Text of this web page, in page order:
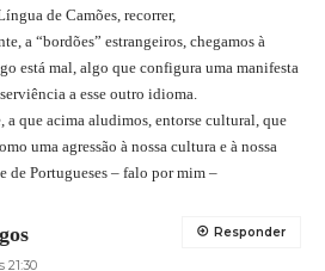
de Camões, recorrer,
a “bordões” estrangeiros, chegamos à
está mal, algo que configura uma manifesta
a esse outro idioma.
a que acima aludimos, entorse cultural, que
uma agressão à nossa cultura e à nossa
de Portugueses – falo por mim –
21:30
Responder